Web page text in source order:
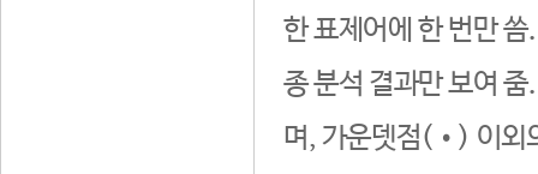
한 표제어에 한 번만
종 분석 결과만 보여
며, 가운뎃점(•) 이외